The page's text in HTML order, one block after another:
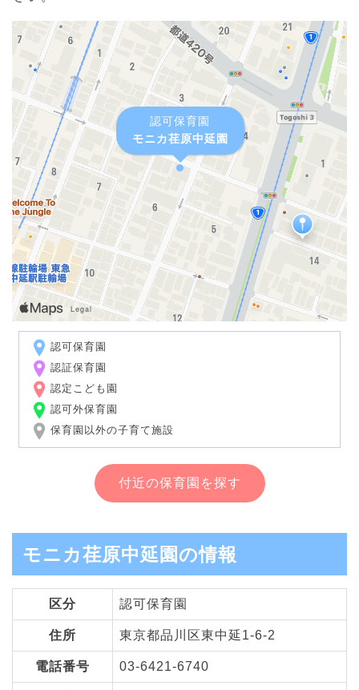
認可保育園
モニカ荏原中延園
認可保育園
認証保育園
認定こども園
認可外保育園
保育園以外の子育て施設
付近の保育園を探す
モニカ荏原中延園の情報
区分 認可保育園
住所 東京都品川区東中延1-6-2
電話番号 03-6421-6740